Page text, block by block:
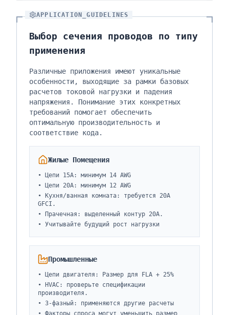
APPLICATION_GUIDELINES
Выбор сечения проводов по типу
применения
Различные приложения имеют уникальные
особенности, выходящие за рамки базовых
расчетов токовой нагрузки и падения
напряжения. Понимание этих конкретных
требований помогает обеспечить
оптимальную производительность и
соответствие кода.
Жилые Помещения
• Цепи 15A: минимум 14 AWG
• Цепи 20A: минимум 12 AWG
•
Кухня/ванная комната: требуется 20A
GFCI.
•
Прачечная: выделенный контур 20A.
• Учитывайте будущий рост нагрузки
Промышленные
• Цепи двигателя: Размер для FLA + 25%
•
HVAC: проверьте спецификации
производителя.
• 3-фазный: применяются другие расчеты
• Факторы спроса могут уменьшить размер